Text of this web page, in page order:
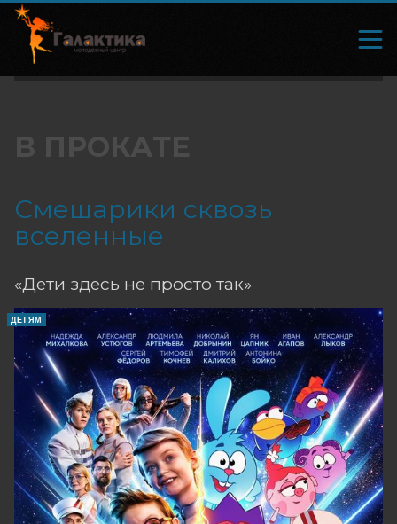
В ПРОКАТЕ
Смешарики сквозь
вселенные
«Дети здесь не просто так»
ДЕТЯМ